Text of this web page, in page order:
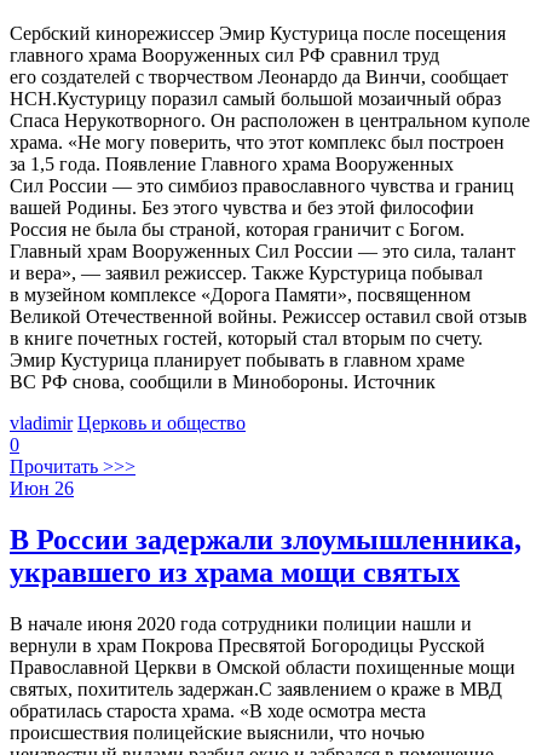
Сербский кинорежиссер Эмир Кустурица после посещения
главного храма Вооруженных сил РФ сравнил труд
его создателей с творчеством Леонардо да Винчи, сообщает
НСН.Кустурицу поразил самый большой мозаичный образ
Спаса Нерукотворного. Он расположен в центральном куполе
храма. «Не могу поверить, что этот комплекс был построен
за 1,5 года. Появление Главного храма Вооруженных
Сил России — это симбиоз православного чувства и границ
вашей Родины. Без этого чувства и без этой философии
Россия не была бы страной, которая граничит с Богом.
Главный храм Вооруженных Сил России — это сила, талант
и вера», — заявил режиссер. Также Курстурица побывал
в музейном комплексе «Дорога Памяти», посвященном
Великой Отечественной войны. Режиссер оставил свой отзыв
в книге почетных гостей, который стал вторым по счету.
Эмир Кустурица планирует побывать в главном храме
ВС РФ снова, сообщили в Минобороны. Источник
vladimir Церковь и общество
0
Прочитать >>>
Июн 26
В России задержали злоумышленника,
укравшего из храма мощи святых
В начале июня 2020 года сотрудники полиции нашли и
вернули в храм Покрова Пресвятой Богородицы Русской
Православной Церкви в Омской области похищенные мощи
святых, похититель задержан.С заявлением о краже в МВД
обратилась староста храма. «В ходе осмотра места
происшествия полицейские выяснили, что ночью